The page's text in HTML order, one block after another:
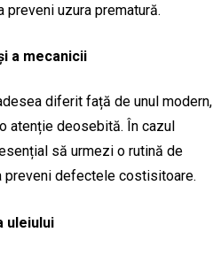
uzura prematură.
a mecanicii
diferit față de unul modern,
atenție deosebită. În cazul
să urmezi o rutină de
preveni defectele costisitoare.
uleiului